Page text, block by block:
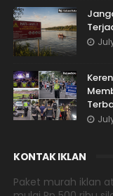
KONTAK IKLAN
Paket murah iklan